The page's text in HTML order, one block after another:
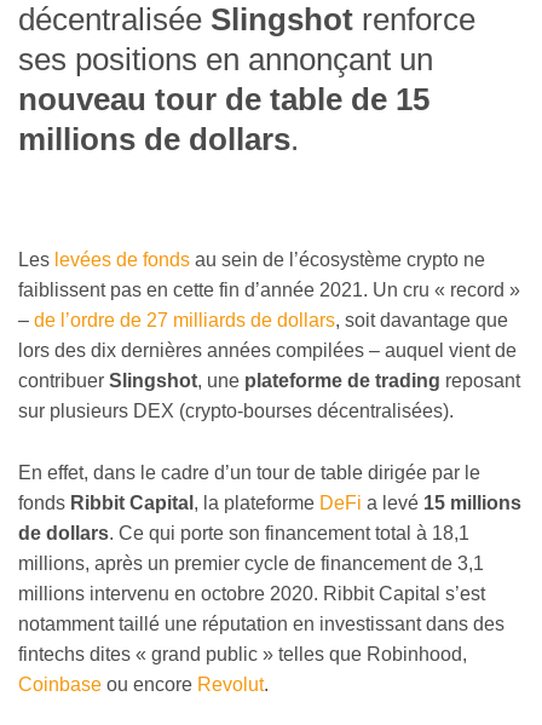
décentralisée Slingshot renforce
ses positions en annonçant un
nouveau tour de table de 15
millions de dollars.
Les levées de fonds au sein de l’écosystème crypto ne
faiblissent pas en cette fin d’année 2021. Un cru « record »
– de l’ordre de 27 milliards de dollars, soit davantage que
lors des dix dernières années compilées – auquel vient de
contribuer Slingshot, une plateforme de trading reposant
sur plusieurs DEX (crypto-bourses décentralisées).
En effet, dans le cadre d’un tour de table dirigée par le
fonds Ribbit Capital , la plateforme DeFi a levé 15 millions
de dollars. Ce qui porte son financement total à 18,1
millions, après un premier cycle de financement de 3,1
millions intervenu en octobre 2020. Ribbit Capital s’est
notamment taillé une réputation en investissant dans des
fintechs dites « grand public » telles que Robinhood,
Coinbase ou encore Revolut.